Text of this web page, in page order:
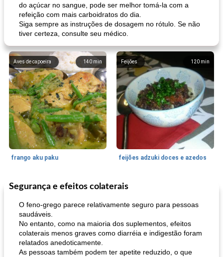
do açúcar no sangue, pode ser melhor tomá-la com a
refeição com mais carboidratos do dia.
Siga sempre as instruções de dosagem no rótulo. Se não
tiver certeza, consulte seu médico.
140 min
Aves de capoeira
frango aku paku
120 min
Feijões
feijões adzuki doces e azedos
30min
Bolos Sudoeste da Ásia (Oriente Médio)
Segurança e efeitos colaterais
O feno-grego parece relativamente seguro para pessoas
saudáveis.
No entanto, como na maioria dos suplementos, efeitos
colaterais menos graves como diarréia e indigestão foram
relatados anedoticamente.
As pessoas também podem ter apetite reduzido, o que